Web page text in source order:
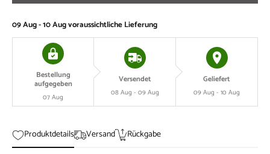
09 Aug - 10 Augvoraussichtliche Lieferung
Bestellung
aufgegeben
07 Aug
Versendet
08 Aug - 09 Aug
Geliefert
09 Aug - 10 Aug
Produktdetails Versand Rückgabe